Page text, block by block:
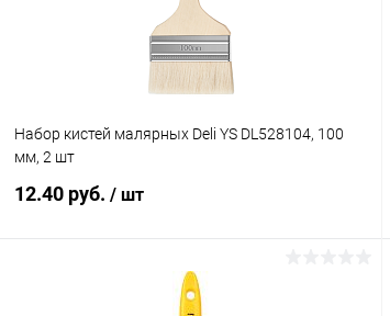
Набор кистей малярных Deli YS DL528104, 100
мм, 2 шт
12.40 руб. / шт
В корзину